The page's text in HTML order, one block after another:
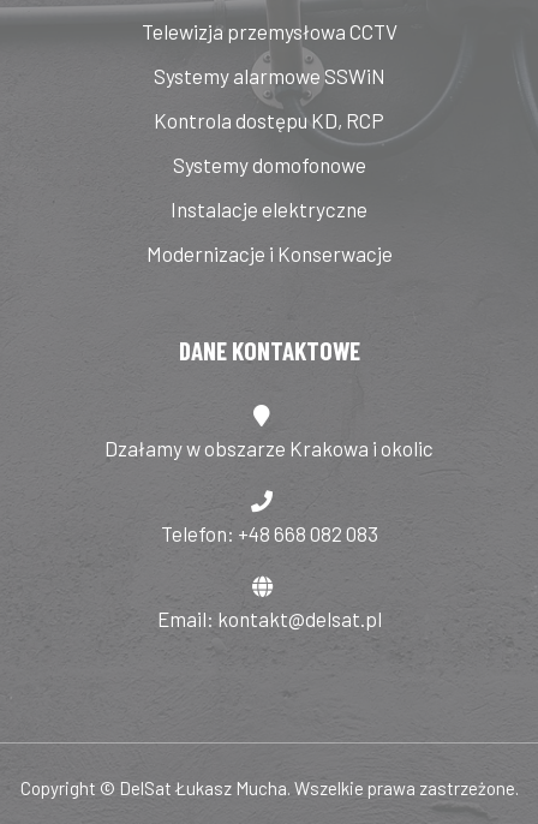
Telewizja przemysłowa CCTV
Systemy alarmowe SSWiN
Kontrola dostępu KD, RCP
Systemy domofonowe
Instalacje elektryczne
Modernizacje i Konserwacje
DANE KONTAKTOWE
Dzałamy w obszarze Krakowa i okolic
Telefon: +48 668 082 083
Email: kontakt@delsat.pl
Copyright © DelSat Łukasz Mucha. Wszelkie prawa zastrzeżone.